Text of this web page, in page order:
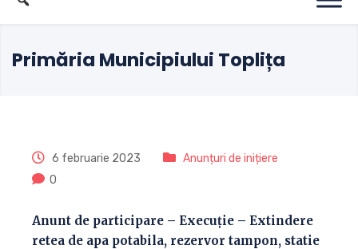
Primăria Municipiului Toplița
6 februarie 2023
Anunțuri de inițiere
0
Anunt de participare – Execuție – Extindere
retea de apa potabila, rezervor tampon, statie